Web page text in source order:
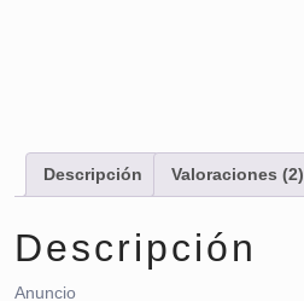
Descripción Valoraciones (2)
Descripción
Anuncio